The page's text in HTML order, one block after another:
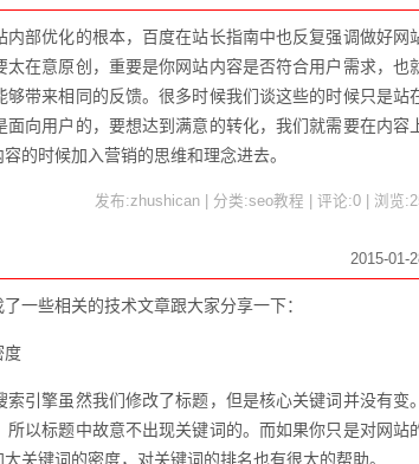
部优化的根本，百度在站长指南中也反复强调做好网
在意原创，重要是你网站内容是否符合用户需求，也
带来相同的反馈。很多时候我们谈这些的时候只是站
向用户的，要想达到满意的转化，我们就需要在内容
的时候加入营销的思维和理念进去。
发布:zhushican | 分类:seo教程 | 评论:0 | 浏览:
2015-01-
找了一些相关的技术文章跟大家分享一下：
度
引擎虽然我们修改了标题，但是核心关键词并没有变。
以标题中故意不出现关键词的。而如果你只是对网站
关键词的密度，对关键词的排名也有很大的帮助。